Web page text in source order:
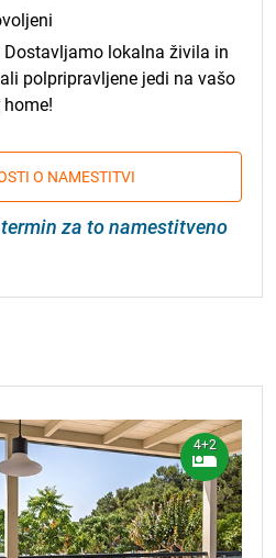
Dostavljamo lokalna živila in
polpripravljene jedi na vašo
O NAMESTITVI
za to namestitveno
4+2